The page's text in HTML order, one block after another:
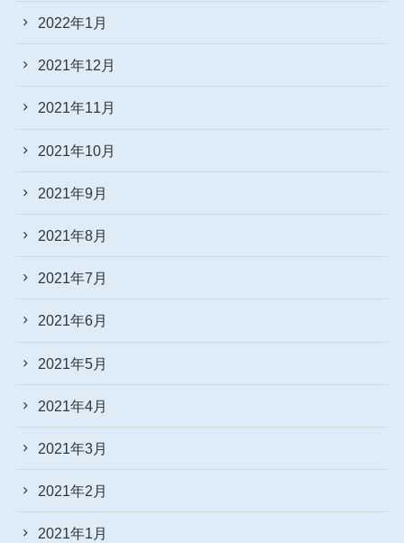
2022年1月
2021年12月
2021年11月
2021年10月
2021年9月
2021年8月
2021年7月
2021年6月
2021年5月
2021年4月
2021年3月
2021年2月
2021年1月